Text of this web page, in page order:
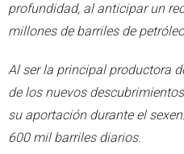
profundidad, al anticipar un
millones de barriles de
Al ser la principal productora
de los nuevos
su aportación durante el
600 mil barriles diarios.